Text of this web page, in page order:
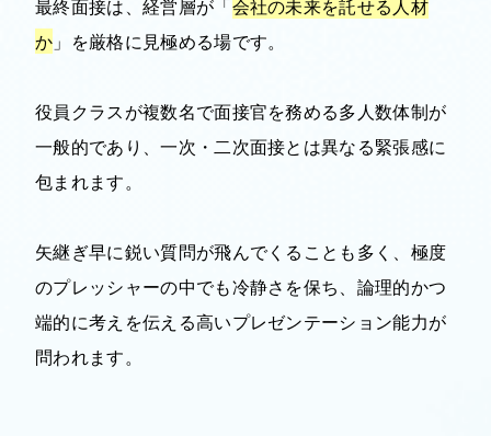
最終面接は、経営層が「会社の未来を託せる人材
か 」を厳格に見極める場です。
役員クラスが複数名で面接官を務める多人数体制が
一般的であり、一次・二次面接とは異なる緊張感に
包まれます。
矢継ぎ早に鋭い質問が飛んでくることも多く、極度
のプレッシャーの中でも冷静さを保ち、論理的かつ
端的に考えを伝える高いプレゼンテーション能力が
問われます。